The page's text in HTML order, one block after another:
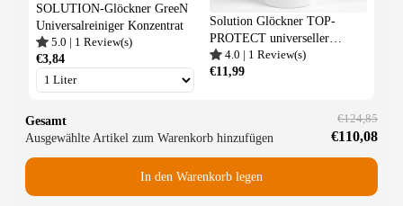
SOLUTION-Glöckner GreeN
Universalreiniger Konzentrat
5.0 | 1 Review(s)
€3,84
Solution Glöckner TOP-
PROTECT universeller
Steinimprägnierer 1 Liter
4.0 | 1 Review(s)
€11,99
Gesamt
Ausgewählte Artikel zum Warenkorb hinzufügen
€124,85
€110,08
In den Warenkorb legen